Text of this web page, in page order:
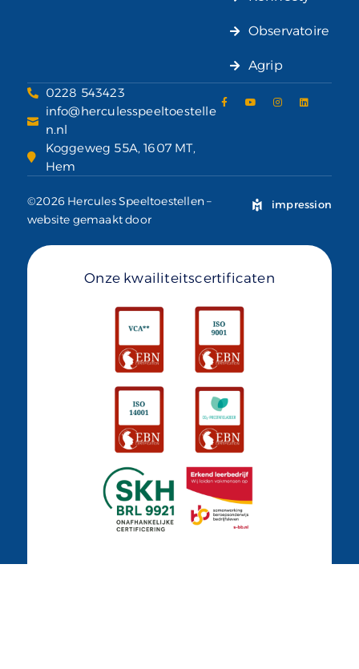
Observatoire
Agrip
0228 543423
info@herculesspeeltoestelle
n.nl
Koggeweg 55A, 1607 MT,
Hem
©2026 Hercules Speeltoestellen –
website gemaakt door
impression
Onze kwailiteitscertificaten